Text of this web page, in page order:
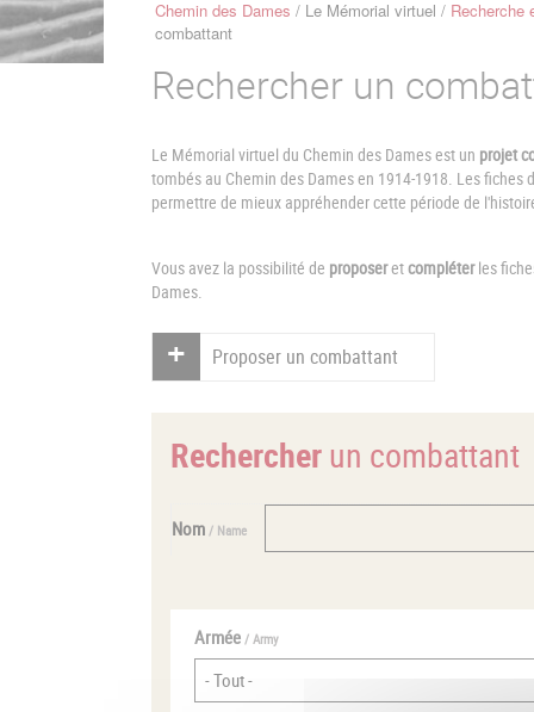
Fil
Chemin des Dames Le Mémorial virtuel Recherche
combattant
Rechercher un
Le Mémorial virtuel du Chemin des Dames est un projet
tombés au Chemin des Dames en 1914-1918. Les
permettre de mieux appréhender cette période de
Vous avez la possibilité de proposeretcompléterles
Dames.
Proposer un combattant
Rechercherun combattant
Nom / Name
Armée / Army